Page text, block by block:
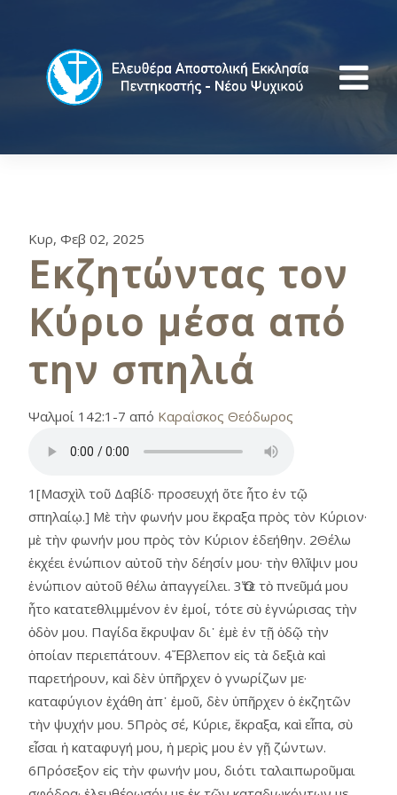
Κυρ, Φεβ 02, 2025
Εκζητώντας τον
Κύριο μέσα από
την σπηλιά
Ψαλμοί 142:1-7 από Καραΐσκος Θεόδωρος
1[Μασχὶλ τοῦ Δαβίδ· προσευχή ὅτε ἦτο ἐν τῷ
σπηλαίῳ.] Μὲ τὴν φωνήν μου ἔκραξα πρὸς τὸν Κύριον·
μὲ τὴν φωνήν μου πρὸς τὸν Κύριον ἐδεήθην. 2Θέλω
ἐκχέει ἐνώπιον αὐτοῦ τὴν δέησίν μου· τὴν θλῖψιν μου
ἐνώπιον αὐτοῦ θέλω ἀπαγγείλει. 3Ὅτε τὸ πνεῦμά μου
ἦτο κατατεθλιμμένον ἐν ἐμοί, τότε σὺ ἐγνώρισας τὴν
ὁδὸν μου. Παγίδα ἔκρυψαν δι᾿ ἐμὲ ἐν τῇ ὁδῷ τὴν
ὁποίαν περιεπάτουν. 4Ἔβλεπον εἰς τὰ δεξιὰ καὶ
παρετήρουν, καὶ δὲν ὑπῆρχεν ὁ γνωρίζων με·
καταφύγιον ἐχάθη ἀπ᾿ ἐμοῦ, δὲν ὑπῆρχεν ὁ ἐκζητῶν
τὴν ψυχήν μου. 5Πρὸς σέ, Κύριε, ἔκραξα, καὶ εἶπα, σὺ
εἶσαι ἡ καταφυγή μου, ἡ μερὶς μου ἐν γῇ ζώντων.
6Πρόσεξον εἰς τὴν φωνήν μου, διότι ταλαιπωροῦμαι